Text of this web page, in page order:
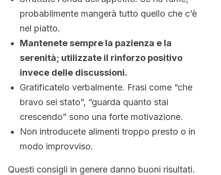
probabilmente mangerà tutto quello che c’è
nel piatto.
Mantenete sempre la pazienza e la
serenità; utilizzate il rinforzo positivo
invece delle discussioni.
Gratificatelo verbalmente. Frasi come “che
bravo sei stato”, “guarda quanto stai
crescendo” sono una forte motivazione.
Non introducete alimenti troppo presto o in
modo improvviso.
Questi consigli in genere danno buoni risultati.